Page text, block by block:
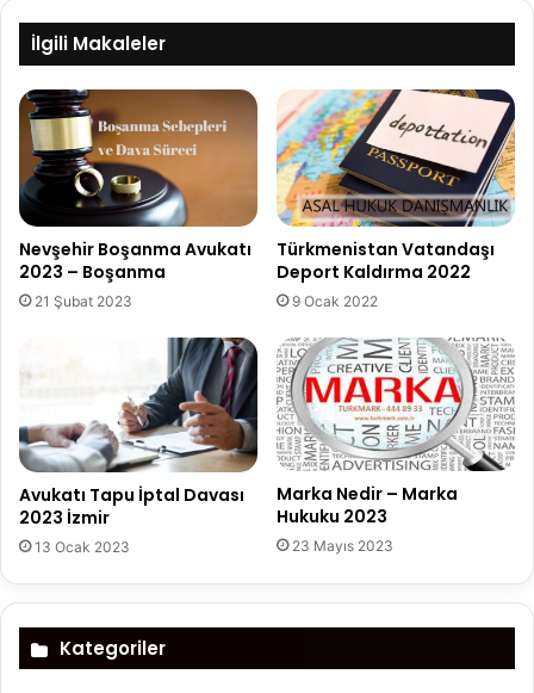
İlgili Makaleler
Nevşehir Boşanma Avukatı
2023 – Boşanma
21 Şubat 2023
Türkmenistan Vatandaşı
Deport Kaldırma 2022
9 Ocak 2022
Avukatı Tapu İptal Davası
2023 İzmir
13 Ocak 2023
Marka Nedir – Marka
Hukuku 2023
23 Mayıs 2023
Kategoriler